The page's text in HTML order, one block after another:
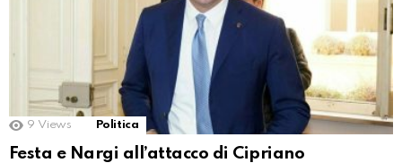
9 Views Politica
Festa e Nargi all’attacco di Cipriano